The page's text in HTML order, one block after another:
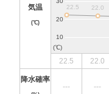
気温
(℃)
22.5 22.0
降水確率
--- ---